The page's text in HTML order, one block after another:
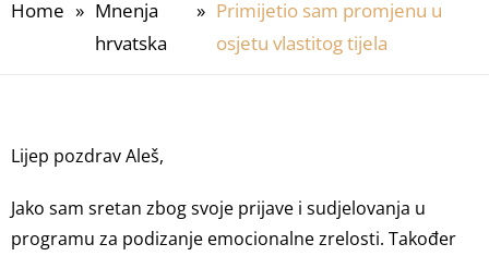
Home » Mnenja
hrvatska
» Primijetio sam promjenu u
osjetu vlastitog tijela
Lijep pozdrav Aleš,
Jako sam sretan zbog svoje prijave i sudjelovanja u
programu za podizanje emocionalne zrelosti. Također